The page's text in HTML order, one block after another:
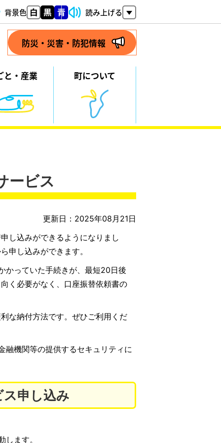
背景色 読み上げる
防災・災害・防犯情報
と・産業 町について
ービス
更新日：2025年08月21日
し込みができるようになりまし
申し込みができます。
かっていた手続きが、最短20日後
く必要がなく、口座振替依頼書の
な納付方法です。ぜひご利用くだ
融機関等の提供するセキュリティに
申し込み
ます。